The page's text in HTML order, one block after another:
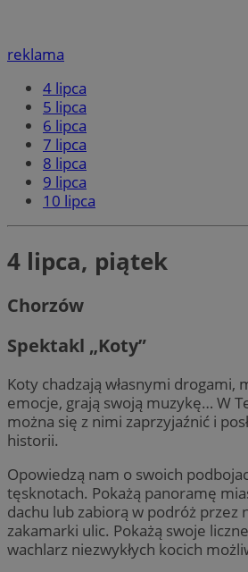
reklama
4 lipca
5 lipca
6 lipca
7 lipca
8 lipca
9 lipca
10 lipca
4 lipca, piątek
Chorzów
Spektakl „Koty”
Koty chadzają własnymi drogami,
emocje, grają swoją muzykę… W
można się z nimi zaprzyjaźnić i
historii.
Opowiedzą nam o swoich
tęsknotach. Pokażą panoramę
dachu lub zabiorą w podróż przez
zakamarki ulic. Pokażą swoje
wachlarz niezwykłych kocich